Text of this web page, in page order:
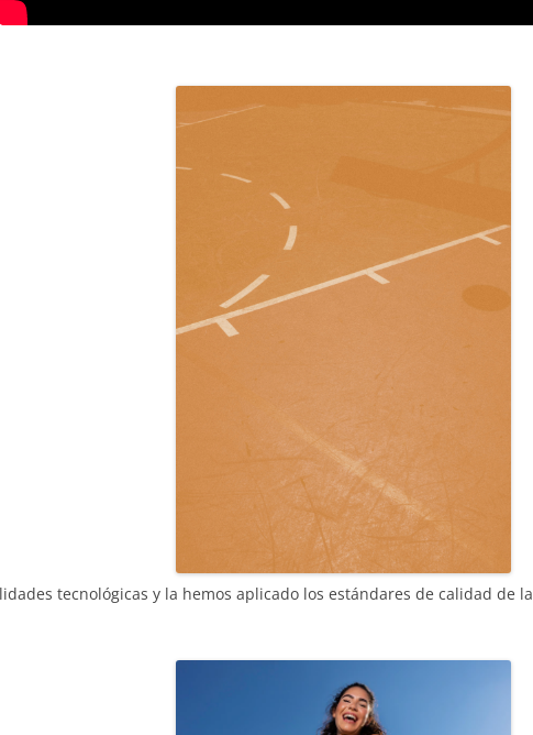
tecnológicas y la hemos aplicado los estándares de calidad de